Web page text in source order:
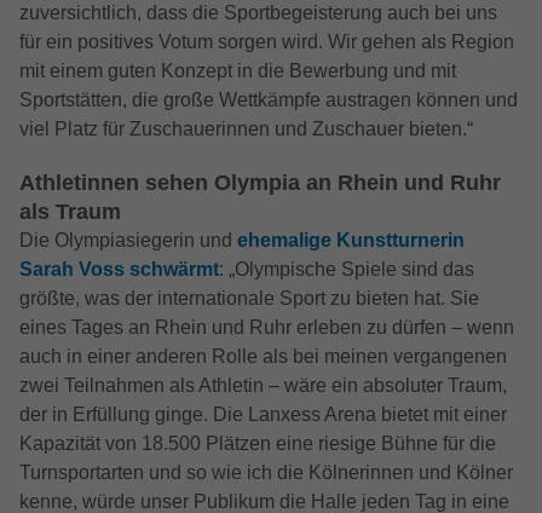
zuversichtlich, dass die Sportbegeisterung auch bei uns
für ein positives Votum sorgen wird. Wir gehen als Region
mit einem guten Konzept in die Bewerbung und mit
Sportstätten, die große Wettkämpfe austragen können und
viel Platz für Zuschauerinnen und Zuschauer bieten.“
Athletinnen sehen Olympia an Rhein und Ruhr
als Traum
Die Olympiasiegerin und ehemalige Kunstturnerin
Sarah Voss schwärmt: „Olympische Spiele sind das
größte, was der internationale Sport zu bieten hat. Sie
eines Tages an Rhein und Ruhr erleben zu dürfen – wenn
auch in einer anderen Rolle als bei meinen vergangenen
zwei Teilnahmen als Athletin – wäre ein absoluter Traum,
der in Erfüllung ginge. Die Lanxess Arena bietet mit einer
Kapazität von 18.500 Plätzen eine riesige Bühne für die
Turnsportarten und so wie ich die Kölnerinnen und Kölner
kenne, würde unser Publikum die Halle jeden Tag in eine